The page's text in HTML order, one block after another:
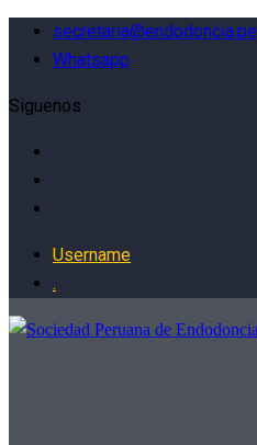
secretaria@endodoncia.pe
Whatsapp
Siguenos
Username
.